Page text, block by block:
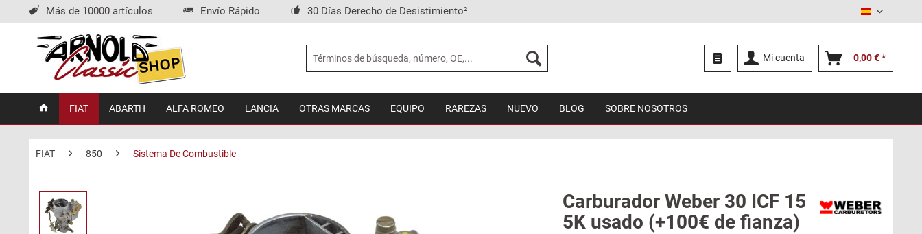
Más de 10000 artículos Envío Rápido 30 Días Derecho de Desistimiento² Español
Mi cuenta 0,00 € *
FIAT ABARTH ALFA ROMEO LANCIA OTRAS MARCAS EQUIPO RAREZAS NUEVO BLOG SOBRE NOSOTROS
FIAT 850 Sistema De Combustible
Carburador Weber 30 ICF 15
5K usado (+100€ de fianza)